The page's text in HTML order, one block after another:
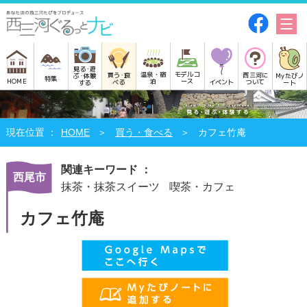
HOME 特集
見る･遊
ぶ･体験
する
買う･食
べる
温泉・宿
泊
モデルコ
ース イベント
西三河に
ついて
Myたびノ
ート
HOME 買う・食べる カフェ竹庵
西尾市
関連キーワード ：
抹茶・抹茶スイーツ
喫茶・カフェ
カフェ竹庵